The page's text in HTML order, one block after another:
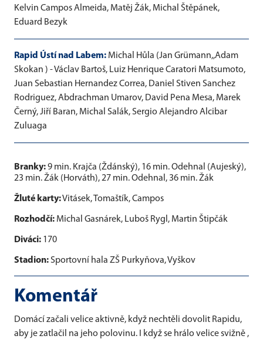
Kelvin Campos Almeida, Matěj Žák, Michal Štěpánek,
Eduard Bezyk
Rapid Ústí nad Labem: Michal Hůla (Jan Grümann,,Adam
Skokan ) - Václav Bartoš, Luiz Henrique Caratori Matsumoto,
Juan Sebastian Hernandez Correa, Daniel Stiven Sanchez
Rodriguez, Abdrachman Umarov, David Pena Mesa, Marek
Černý, Jiří Baran, Michal Salák, Sergio Alejandro Alcibar
Zuluaga
Branky:9 min. Krajča (Ždánský), 16 min. Odehnal (Aujeský),
23 min. Žák (Horváth), 27 min. Odehnal, 36 min. Žák
Žluté karty:Vitásek, Tomaštík, Campos
Rozhodčí: Michal Gasnárek, Luboš Rygl, Martin Štipčák
Diváci: 170
Stadion: Sportovní hala ZŠ Purkyňova, Vyškov
Komentář
Domácí začali velice aktivně, když nechtěli dovolit Rapidu,
aby je zatlačil na jeho polovinu. I když se hrálo velice svižně ,